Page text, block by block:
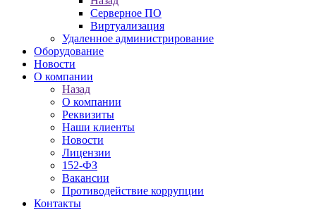
Серверное ПО
Виртуализация
Удаленное администрирование
Оборудование
Новости
О компании
Назад
О компании
Реквизиты
Наши клиенты
Новости
Лицензии
152-ФЗ
Вакансии
Противодействие коррупции
Контакты